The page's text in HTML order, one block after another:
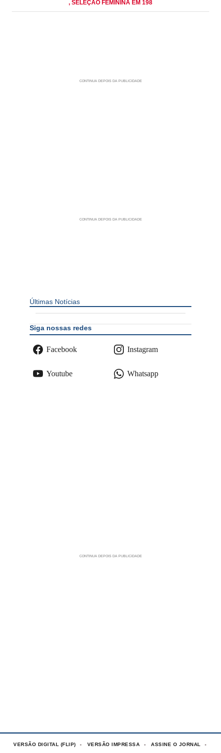
, SELEÇÃO FEMININA EM 198
Últimas Notícias
Siga nossas redes
Facebook Instagram
Youtube Whatsapp
VERSÃO DIGITAL (FLIP) VERSÃO IMPRESSA ASSINE O JORNAL